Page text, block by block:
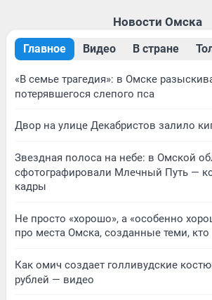
Новости Омска
Главное Видео В стране
«В семье трагедия»: в Омске
потерявшегося слепого пса
Двор на улице Декабристов залило
Звездная полоса на небе: в Омской
сфотографировали Млечный Путь —
кадры
Не просто «хорошо», а «особенно
про места Омска, созданные теми,
Как омич создает голливудские
рублей — видео